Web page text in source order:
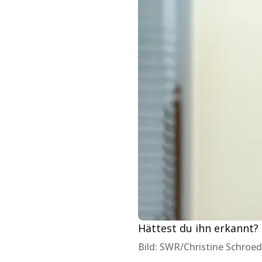
Hättest du ihn erkannt?
Bild: SWR/Christine